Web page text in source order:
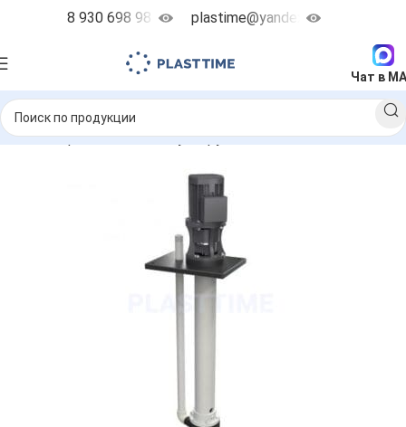
8 930 698 98 38 plastime@yandex.ru
Чат в
Вертикальные полупогружные насосы DEBEM IM